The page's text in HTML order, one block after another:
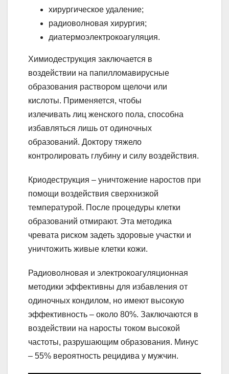
хирургическое удаление;
радиоволновая хирургия;
диатермоэлектрокоагуляция.
Химиодеструкция заключается в
воздействии на папилломавирусные
образования раствором щелочи или
кислоты. Применяется, чтобы
излечивать лиц женского пола, способна
избавляться лишь от одиночных
образований. Доктору тяжело
контролировать глубину и силу воздействия.
Криодеструкция – уничтожение наростов при
помощи воздействия сверхнизкой
температурой. После процедуры клетки
образований отмирают. Эта методика
чревата риском задеть здоровые участки и
уничтожить живые клетки кожи.
Радиоволновая и электрокоагуляционная
методики эффективны для избавления от
одиночных кондилом, но имеют высокую
эффективность – около 80%. Заключаются в
воздействии на наросты током высокой
частоты, разрушающим образования. Минус
– 55% вероятность рецидива у мужчин.